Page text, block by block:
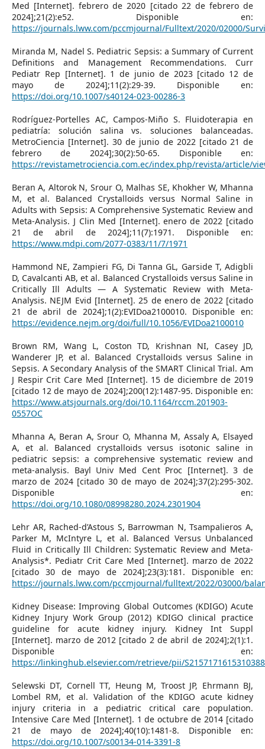
Med [Internet]. febrero de 2020 [citado 22 de febrero de
2024];21(2):e52. Disponible en:
https://journals.lww.com/pccmjournal/Fulltext/2020/02000/
Miranda M, Nadel S. Pediatric Sepsis: a Summary of Current
Definitions and Management Recommendations. Curr
Pediatr Rep [Internet]. 1 de junio de 2023 [citado 12 de
mayo de 2024];11(2):29-39. Disponible en:
https://doi.org/10.1007/s40124-023-00286-3
Rodríguez-Portelles AC, Campos-Miño S. Fluidoterapia en
pediatría: solución salina vs. soluciones balanceadas.
MetroCiencia [Internet]. 30 de junio de 2022 [citado 21 de
febrero de 2024];30(2):50-65. Disponible en:
https://revistametrociencia.com.ec/index.php/revista/article/
Beran A, Altorok N, Srour O, Malhas SE, Khokher W, Mhanna
M, et al. Balanced Crystalloids versus Normal Saline in
Adults with Sepsis: A Comprehensive Systematic Review and
Meta-Analysis. J Clin Med [Internet]. enero de 2022 [citado
21 de abril de 2024];11(7):1971. Disponible en:
https://www.mdpi.com/2077-0383/11/7/1971
Hammond NE, Zampieri FG, Di Tanna GL, Garside T, Adigbli
D, Cavalcanti AB, et al. Balanced Crystalloids versus Saline in
Critically Ill Adults — A Systematic Review with Meta-
Analysis. NEJM Evid [Internet]. 25 de enero de 2022 [citado
21 de abril de 2024];1(2):EVIDoa2100010. Disponible en:
https://evidence.nejm.org/doi/full/10.1056/EVIDoa2100010
Brown RM, Wang L, Coston TD, Krishnan NI, Casey JD,
Wanderer JP, et al. Balanced Crystalloids versus Saline in
Sepsis. A Secondary Analysis of the SMART Clinical Trial. Am
J Respir Crit Care Med [Internet]. 15 de diciembre de 2019
[citado 12 de mayo de 2024];200(12):1487-95. Disponible en:
https://www.atsjournals.org/doi/10.1164/rccm.201903-
0557OC
Mhanna A, Beran A, Srour O, Mhanna M, Assaly A, Elsayed
A, et al. Balanced crystalloids versus isotonic saline in
pediatric sepsis: a comprehensive systematic review and
meta-analysis. Bayl Univ Med Cent Proc [Internet]. 3 de
marzo de 2024 [citado 30 de mayo de 2024];37(2):295-302.
Disponible en:
https://doi.org/10.1080/08998280.2024.2301904
Lehr AR, Rached-d’Astous S, Barrowman N, Tsampalieros A,
Parker M, McIntyre L, et al. Balanced Versus Unbalanced
Fluid in Critically Ill Children: Systematic Review and Meta-
Analysis*. Pediatr Crit Care Med [Internet]. marzo de 2022
[citado 30 de mayo de 2024];23(3):181. Disponible en:
https://journals.lww.com/pccmjournal/fulltext/2022/03000/
Kidney Disease: Improving Global Outcomes (KDIGO) Acute
Kidney Injury Work Group (2012) KDIGO clinical practice
guideline for acute kidney injury. Kidney Int Suppl
[Internet]. marzo de 2012 [citado 2 de abril de 2024];2(1):1.
Disponible en:
https://linkinghub.elsevier.com/retrieve/pii/S2157171615310388
Selewski DT, Cornell TT, Heung M, Troost JP, Ehrmann BJ,
Lombel RM, et al. Validation of the KDIGO acute kidney
injury criteria in a pediatric critical care population.
Intensive Care Med [Internet]. 1 de octubre de 2014 [citado
21 de mayo de 2024];40(10):1481-8. Disponible en:
https://doi.org/10.1007/s00134-014-3391-8